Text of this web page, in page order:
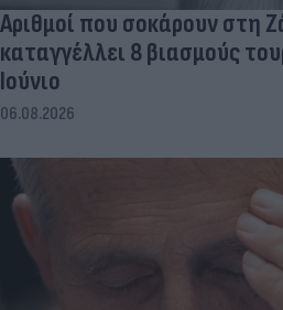
Αριθμοί που σοκάρουν στη
καταγγέλλει 8 βιασμούς
Ιούνιο
06.08.2026